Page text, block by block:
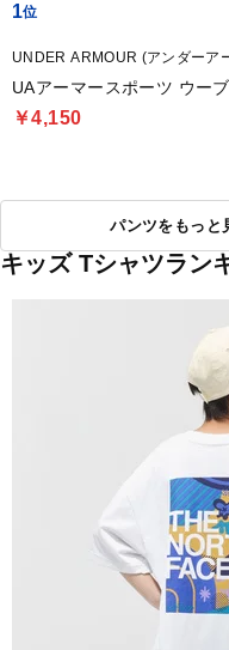
1
UNDER ARMOUR (アンダーア
UAアーマースポーツ ウー
￥4,150
パンツをもっと
キッズ Tシャツラン